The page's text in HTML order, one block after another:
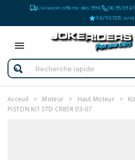
Livraison offerte dès 99€
9.6/10(1335 avis)
Acceuil Moteur Haut Moteur
PISTON KIT STD CR85R 03-07